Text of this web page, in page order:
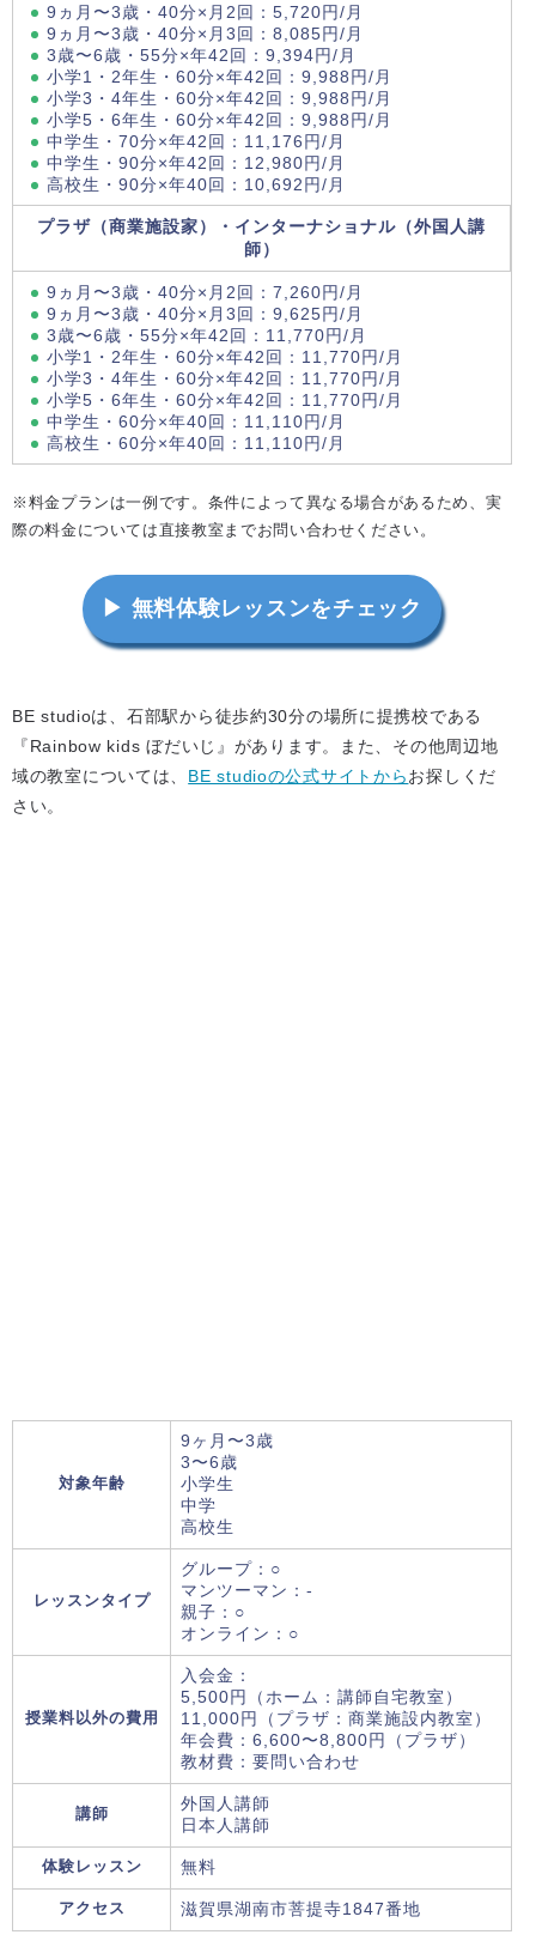
9ヵ月〜3歳・40分×月2回：5,720円/月
9ヵ月〜3歳・40分×月3回：8,085円/月
3歳〜6歳・55分×年42回：9,394円/月
小学1・2年生・60分×年42回：9,988円/月
小学3・4年生・60分×年42回：9,988円/月
小学5・6年生・60分×年42回：9,988円/月
中学生・70分×年42回：11,176円/月
中学生・90分×年42回：12,980円/月
高校生・90分×年40回：10,692円/月
プラザ（商業施設家）・インターナショナル（外国人講
師）
9ヵ月〜3歳・40分×月2回：7,260円/月
9ヵ月〜3歳・40分×月3回：9,625円/月
3歳〜6歳・55分×年42回：11,770円/月
小学1・2年生・60分×年42回：11,770円/月
小学3・4年生・60分×年42回：11,770円/月
小学5・6年生・60分×年42回：11,770円/月
中学生・60分×年40回：11,110円/月
高校生・60分×年40回：11,110円/月
※料金プランは一例です。条件によって異なる場合があるため、実
際の料金については直接教室までお問い合わせください。
▶ 無料体験レッスンをチェック
BE studioは、石部駅から徒歩約30分の場所に提携校である
『Rainbow kids ぼだいじ』があります。また、その他周辺地
域の教室については、 BE studioの公式サイトからお探しくだ
さい。
対象年齢
9ヶ月〜3歳
3〜6歳
小学生
中学
高校生
レッスンタイプ
グループ：○
マンツーマン：-
親子：○
オンライン：○
授業料以外の費用
入会金：
5,500円（ホーム：講師自宅教室）
11,000円（プラザ：商業施設内教室）
年会費：6,600〜8,800円（プラザ）
教材費：要問い合わせ
講師
外国人講師
日本人講師
体験レッスン 無料
アクセス 滋賀県湖南市菩提寺1847番地